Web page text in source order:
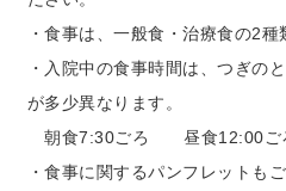
・食事は、一般食・治療食の2種
・入院中の食事時間は、つぎの
が多少異なります。
朝食7:30ごろ 昼食12:00
・食事に関するパンフレットも